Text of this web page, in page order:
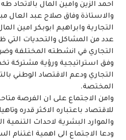
احمد الزين وامين المال بالاتحاد
والاستاذة وفاق صلاح عبد العال
التجارية وابراهيم ابوبكر امين
عدد من المشاكل والتحديات التي
التجاري في انشطته المختلفة
وفق استراتيجية ورؤية مشتركة
التجاري ودعم الاقتصاد الوطني
المختصة.
وامن الاجتماع على ان الفرصة
للاقتصاد باعتباره الاكثر قدره
والموارد البشرية لاحداث التنمية
ودعا الاجتماع الى اهمية اغتنام